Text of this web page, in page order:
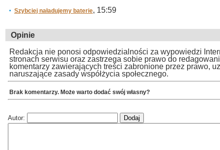
Szybciej naładujemy baterie, 15:59
Opinie
Redakcja nie ponosi odpowiedzialności za wypowiedzi
stronach serwisu oraz zastrzega sobie prawo do
komentarzy zawierających treści zabronione przez prawo,
naruszające zasady współżycia społecznego.
Brak komentarzy. Może warto dodać swój własny?
Autor: